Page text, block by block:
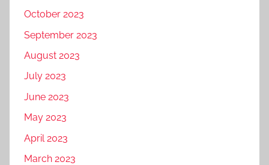
October 2023
September 2023
August 2023
July 2023
June 2023
May 2023
April 2023
March 2023